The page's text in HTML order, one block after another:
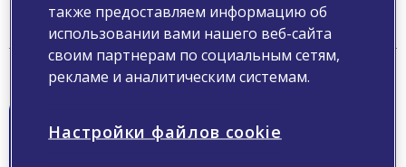
Механизм действия
терапии остеоартрита и
также предоставляем информацию об
использовании вами нашего веб-сайта
своим партнерам по социальным сетям,
рекламе и аналитическим системам.
Настройки файлов cookie